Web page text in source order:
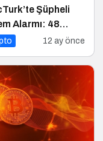
Şüpheli
Alarmı: 48
Dolarlık Çıkış
12 ay önce